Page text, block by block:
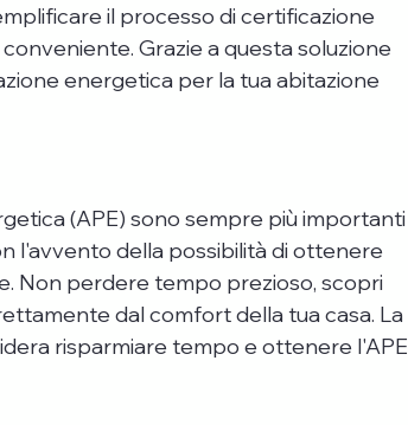
il processo di certificazione
Grazie a questa soluzione
energetica per la tua abitazione
(APE) sono sempre più importanti
l'avvento della possibilità di ottenere
Non perdere tempo prezioso, scopri
dal comfort della tua casa. La
risparmiare tempo e ottenere l'APE